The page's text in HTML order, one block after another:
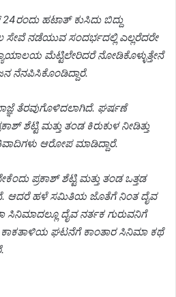
ಹಟಾತ್ ಕುಸಿದು ಬಿದ್ದು
ಸೇವೆ ನಡೆಯುವ ಸಂದರ್ಭದಲ್ಲಿ ಎಲ್ಲರೆದರೇ
ನ್ಯಾಯಾಲಯ ಮೆಟ್ಟಿಲೇರಿದರೆ ನೋಡಿಕೊಳ್ಳುತ್ತೇನೆ
ನೆನಪಿಸಿಕೊಂಡಿದ್ದಾರೆ.
ತೆರವುಗೊಳಿದಲಾಗಿದೆ. ಘರ್ಷಣೆ
ಶೆಟ್ಟಿ ಮತ್ತು ತಂಡ ಕಿರುಕುಳ ನೀಡಿತ್ತು
ಆರೋಪ ಮಾಡಿದ್ದಾರೆ.
ಪ್ರಕಾಶ್ ಶೆಟ್ಟಿ ಮತ್ತು ತಂಡ ಒತ್ತಡ
ಆದರೆ ಹಳೆ ಸಮಿತಿಯ ಜೊತೆಗೆ ನಿಂತ ದೈವ
ಸಿನಿಮಾದಲ್ಲೂ ದೈವ ನರ್ತಕ ಗುರುವನಿಗೆ
ಕಾಕತಾಳಿಯ ಘಟನೆಗೆ ಕಾಂತಾರ ಸಿನಿಮಾ ಕಥೆ